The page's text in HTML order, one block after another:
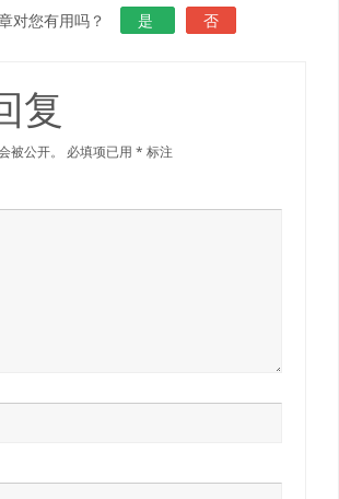
对您有用吗？ 是 否
复
被公开。 必填项已用* 标注